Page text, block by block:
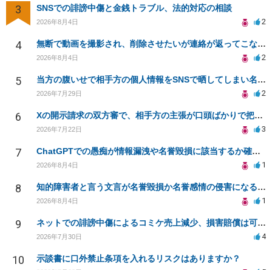
3 SNSでの誹謗中傷と金銭トラブル、法的対応の相談
2026年8月4日 2
4 無断で動画を撮影され、削除させたいが連絡が返ってこない。
2026年8月4日 2
5 当方の腹いせで相手方の個人情報をSNSで晒してしまい名誉毀損させてしまったかもしれない
2026年7月29日 2
6 Xの開示請求の双方審で、相手方の主張が口頭ばかりで把握しきれません
2026年7月22日 3
7 ChatGPTでの愚痴が情報漏洩や名誉毀損に該当するか確認したい
2026年8月4日 1
8 知的障害者と言う文言が名誉毀損か名誉感情の侵害になるか教えてほしい。
2026年8月4日 1
9 ネットでの誹謗中傷によるコミケ売上減少、損害賠償は可能か？
2026年7月30日 4
10 示談書に口外禁止条項を入れるリスクはありますか？